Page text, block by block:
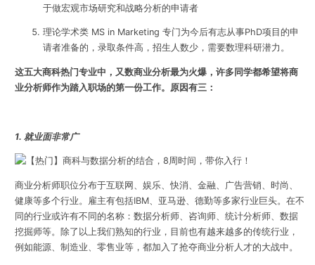
于做宏观市场研究和战略分析的申请者
理论学术类 MS in Marketing 专门为今后有志从事PhD项目的申
请者准备的，录取条件高，招生人数少，需要数理科研潜力。
这五大商科热门专业中，又数商业分析最为火爆，许多同学都希望将商
业分析师作为踏入职场的第一份工作。原因有三：
1. 就业面非常广
商业分析师职位分布于互联网、娱乐、快消、金融、广告营销、时尚、
健康等多个行业。雇主有包括IBM、亚马逊、德勤等多家行业巨头。在不
同的行业或许有不同的名称：数据分析师、咨询师、统计分析师、数据
挖掘师等。除了以上我们熟知的行业，目前也有越来越多的传统行业，
例如能源、制造业、零售业等，都加入了抢夺商业分析人才的大战中。